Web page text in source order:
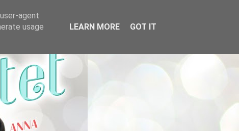
agent
usage
LEARN MORE GOT IT